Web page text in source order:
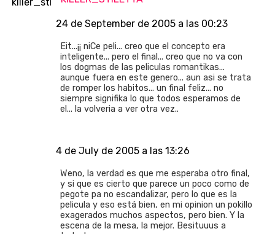
24 de September de 2005 a las 00:23
Eit...¡¡ niCe peli... creo que el concepto era
inteligente... pero el final... creo que no va con
los dogmas de las peliculas romantikas...
aunque fuera en este genero... aun asi se trata
de romper los habitos... un final feliz... no
siempre signifika lo que todos esperamos de
el... la volveria a ver otra vez..
4 de July de 2005 a las 13:26
Weno, la verdad es que me esperaba otro final,
y si que es cierto que parece un poco como de
pegote pa no escandalizar, pero lo que es la
pelicula y eso está bien, en mi opinion un pokillo
exagerados muchos aspectos, pero bien. Y la
escena de la mesa, la mejor. Besituuus a